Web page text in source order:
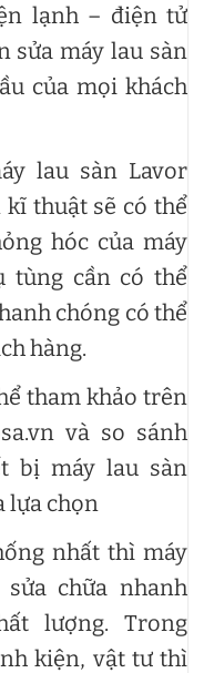
lạnh – điện tử
sửa máy lau sàn
của mọi khách
lau sàn Lavor
thuật sẽ có thể
hóc của máy
tùng cần có thể
chóng có thể
hàng.
tham khảo trên
và so sánh
bị máy lau sàn
lựa chọn
nhất thì máy
chữa nhanh
lượng. Trong
kiện, vật tư thì